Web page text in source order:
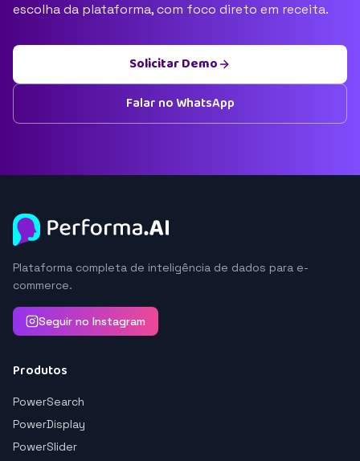
escolha da plataforma, com foco direto em receita.
Solicitar Demo
Falar no WhatsApp
Plataforma completa de inteligência de dados para e-
commerce.
Seguir no Instagram
Produtos
PowerSearch
PowerDisplay
PowerSlider